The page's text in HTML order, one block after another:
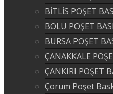
BİTLİS POŞET
BOLU POŞET
BURSA POŞET
ÇANAKKALE
ÇANKIRI POŞET
Çorum Poşet